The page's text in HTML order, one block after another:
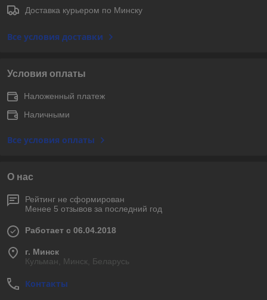
Доставка курьером по Минску
Все условия доставки
Условия оплаты
Наложенный платеж
Наличными
Все условия оплаты
О нас
Рейтинг не сформирован
Менее 5 отзывов за последний год
Работает с 06.04.2018
г. Минск
Кульман, Минск, Беларусь
Контакты